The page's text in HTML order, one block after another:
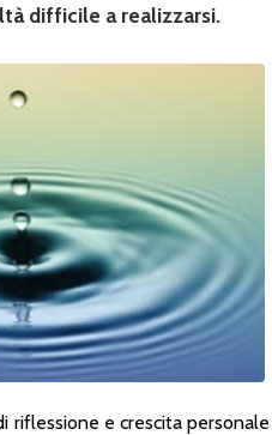
difficile a realizzarsi.
riflessione e crescita